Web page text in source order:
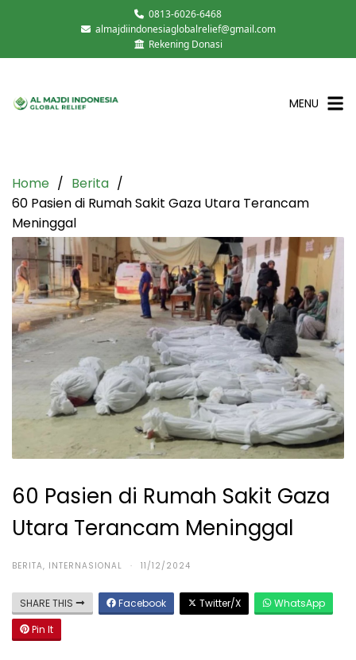
0813-6026-6468
almajdiindonesiaglobalrelief@gmail.com
Rekening Donasi
MENU
Home
Berita
60 Pasien di Rumah Sakit Gaza Utara Terancam
Meninggal
60 Pasien di Rumah Sakit Gaza
Utara Terancam Meninggal
BERITA, INTERNASIONAL · 11/12/2024
SHARE THIS Facebook Twitter/X
WhatsApp
Pin It